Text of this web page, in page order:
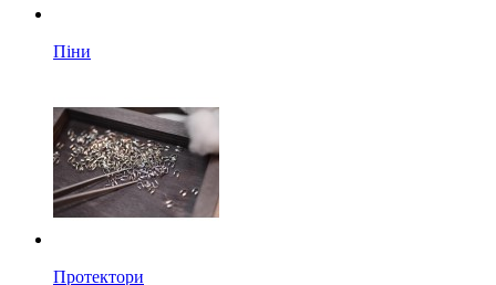
Піни
Протектори